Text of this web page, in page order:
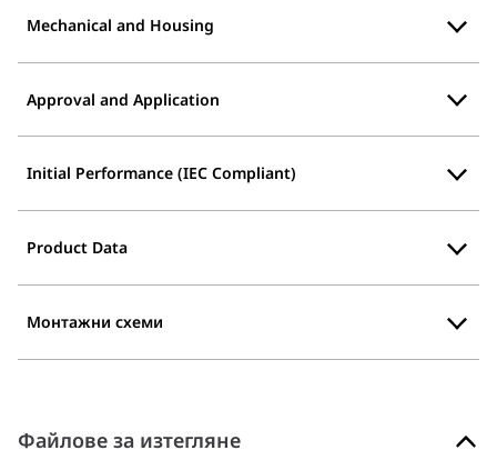
Mechanical and Housing
Approval and Application
Initial Performance (IEC Compliant)
Product Data
Монтажни схеми
Файлове за изтегляне